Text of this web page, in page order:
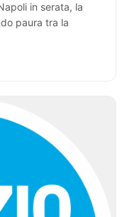
in serata, la
paura tra la